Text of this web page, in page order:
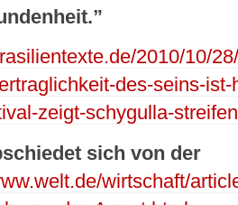
2010/10/
des-seins-
zeigt-schygulla-
sich von der
wirtschaft/